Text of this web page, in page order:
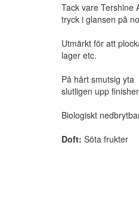
Tack vare Tershine
tryck i glansen på
Utmärkt för att
lager etc.
På hårt smutsig yta
slutligen upp
Biologiskt
Doft: Söta frukter